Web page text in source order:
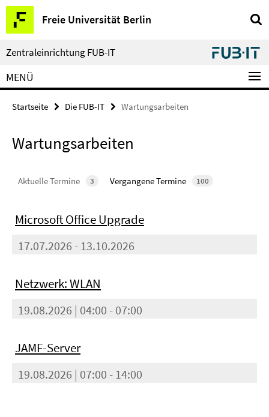
Springe
direkt
zu
Inhalt
Freie Universität Berlin
Service-
Navigation
Zentraleinrichtung FUB-IT
MENÜ
Startseite Die FUB-IT Wartungsarbeiten
Wartungsarbeiten
3
Aktuelle Termine 100
Vergangene Termine
Microsoft Office Upgrade
17.07.2026 - 13.10.2026
Netzwerk: WLAN
19.08.2026 | 04:00 - 07:00
JAMF-Server
19.08.2026 | 07:00 - 14:00